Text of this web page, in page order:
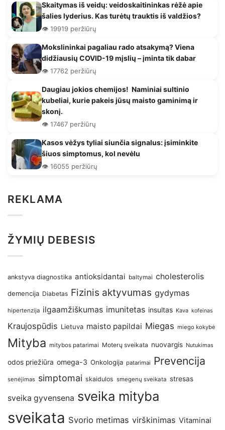
Skaitymas iš veidų: veidoskaitininkas rėžė apie
šalies lyderius. Kas turėtų trauktis iš valdžios?
👁️ 19919 peržiūrų
Mokslininkai pagaliau rado atsakymą? Viena
didžiausių COVID-19 mįslių – įminta tik dabar
👁️ 17762 peržiūrų
Daugiau jokios chemijos! Naminiai sultinio
kubeliai, kurie pakeis jūsų maisto gaminimą ir
skonį.
👁️ 17467 peržiūrų
Kasos vėžys tyliai siunčia signalus: įsiminkite
šiuos simptomus, kol nevėlu
👁️ 16055 peržiūrų
REKLAMA
ŽYMIŲ DEBESIS
ankstyva diagnostika antioksidantai baltymai cholesterolis
demencija Diabetas Fizinis aktyvumas gydymas
hipertenzija ilgaamžiškumas imunitetas insultas Kava kofeinas
Kraujospūdis Lietuva maisto papildai Miegas miego kokybė
Mityba mitybos patarimai Moterų sveikata nuovargis Nutukimas
odos priežiūra omega-3 Onkologija patarimai Prevencija
senėjimas simptomai skaidulos smegenų sveikata stresas
sveika gyvensena sveika mityba
sveikata Svorio metimas virškinimas Vitaminai